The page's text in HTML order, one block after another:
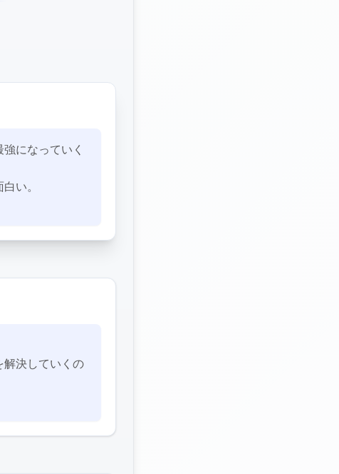
になっていく
い。
解決していくの